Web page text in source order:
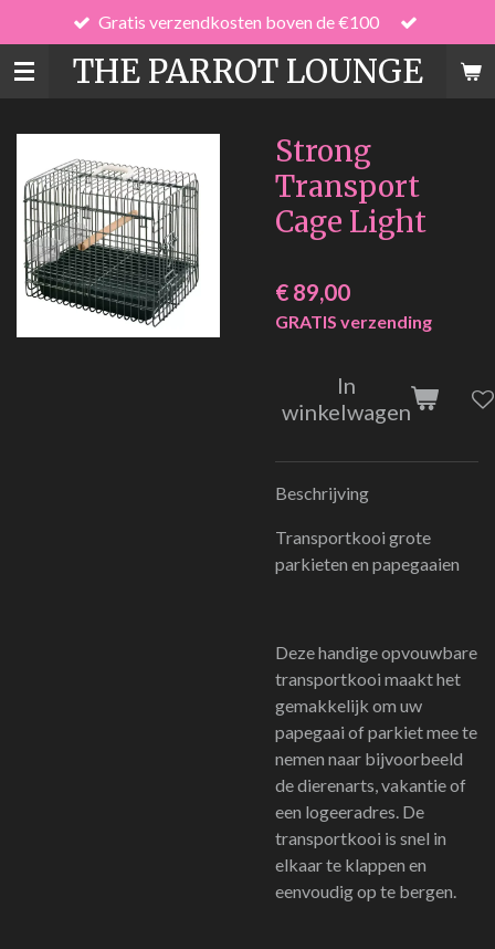
direct
naar
de
THE PARROT LOUNGE
Gratis verzendkosten boven de €100
Strong
Transport
Cage Light
€ 89,00
GRATIS verzending
In
winkelwagen
Beschrijving
Transportkooi grote
parkieten en papegaaien
Deze handige opvouwbare
transportkooi maakt het
gemakkelijk om uw
papegaai of parkiet mee te
nemen naar bijvoorbeeld
de dierenarts, vakantie of
een logeeradres. De
transportkooi is snel in
elkaar te klappen en
eenvoudig op te bergen.